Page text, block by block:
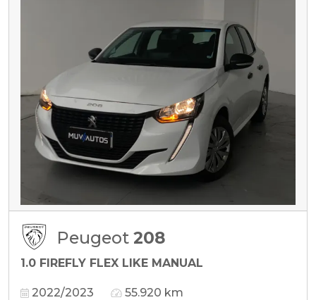
Peugeot 208
1.0 FIREFLY FLEX LIKE MANUAL
2022/2023 55.920 km